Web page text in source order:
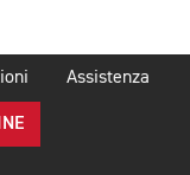
Assistenza